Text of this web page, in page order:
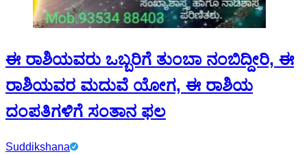
ಈ ರಾಶಿಯವರು ಒಬ್ಬರಿಗೆ ತುಂಬಾ ನಂಬಿದ್ದೀರಿ, ಈ
ರಾಶಿಯವರ ಮದುವೆ ಯೋಗ, ಈ ರಾಶಿಯ
ದಂಪತಿಗಳಿಗೆ ಸಂತಾನ ಫಲ
Suddikshana